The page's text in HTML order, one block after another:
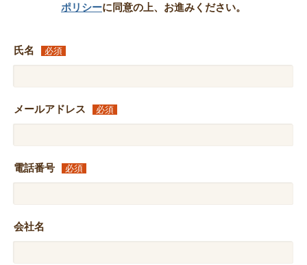
ポリシーに同意の上、お進みください。
氏名 必須
メールアドレス 必須
電話番号 必須
会社名